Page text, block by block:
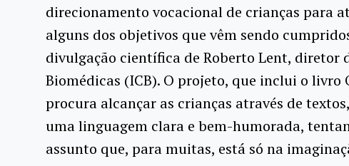
direcionamento vocacional de crianças para
alguns dos objetivos que vêm sendo
divulgação científica de Roberto Lent, diretor
Biomédicas (ICB). O projeto, que inclui o livro
procura alcançar as crianças através de
uma linguagem clara e bem-humorada,
assunto que, para muitas, está só na